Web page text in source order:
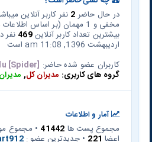
در حال حاضر 2
مخفی و 1 مهمان (بر اساس اطلاعات مربوط به 5 دقیقه قبل)
بیشترین تعداد کاربر آنلاین469
اردیبهشت 1396, 11:08 am است
کاربران عضو شده حاضر: [Spider]
گروه های کاربری: مدیران کل,
آمار و اطلاعات
مجموع پست ها 41442 • مجموع
اعضا 221 • جدیدترین عضو :